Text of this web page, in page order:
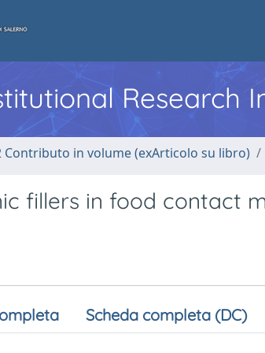
Research
Contributo in volume (exArticolo su libro)
fillers in food contact
Scheda completa (DC)